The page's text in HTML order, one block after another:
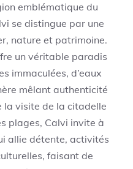
emblématique du
se distingue par une
nature et patrimoine.
un véritable paradis
immaculées, d’eaux
mêlant authenticité
la visite de la citadelle
plages, Calvi invite à
allie détente, activités
faisant de